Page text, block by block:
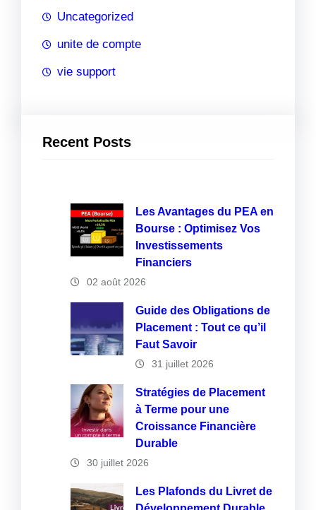
Uncategorized
unite de compte
vie support
Recent Posts
Les Avantages du PEA en
Bourse : Optimisez Vos
Investissements
Financiers
02 août 2026
Guide des Obligations de
Placement : Tout ce qu’il
Faut Savoir
31 juillet 2026
Stratégies de Placement
à Terme pour une
Croissance Financière
Durable
30 juillet 2026
Les Plafonds du Livret de